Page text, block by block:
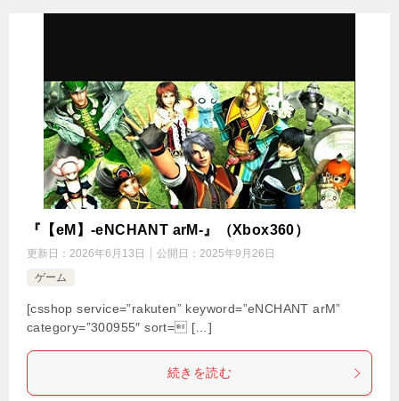
『【eM】-eNCHANT arM-』（Xbox360）
更新日： 2026年6月13日 公開日： 2025年9月26日
ゲーム
[csshop service=”rakuten” keyword=”eNCHANT arM”
category=”300955″ sort= […]
続きを読む